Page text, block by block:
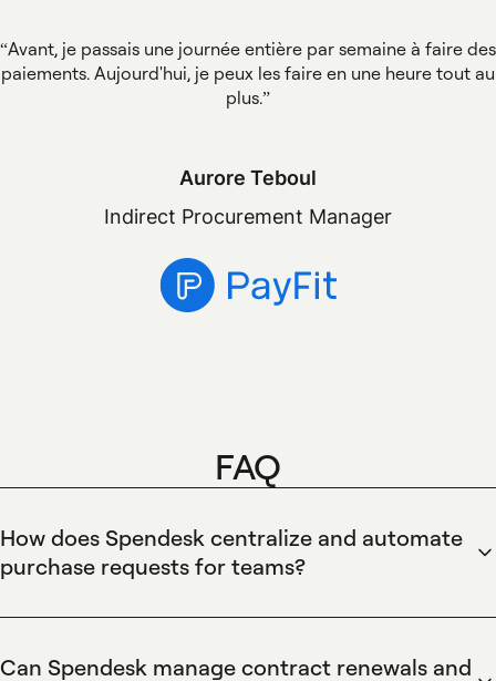
Avant, je passais une journée entière par semaine à faire des
paiements. Aujourd'hui, je peux les faire en une heure tout au
plus.
Aurore Teboul
Indirect Procurement Manager
FAQ
How does Spendesk centralize and automate
purchase requests for teams?
providing customizable purchase request forms and
validation workflows that route approvals to the right
Can Spendesk manage contract renewals and